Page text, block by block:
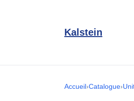
Kalstein
Accueil›Catalogue›